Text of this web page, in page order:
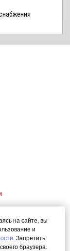
на сайте, вы
и
. Запретить
браузера.